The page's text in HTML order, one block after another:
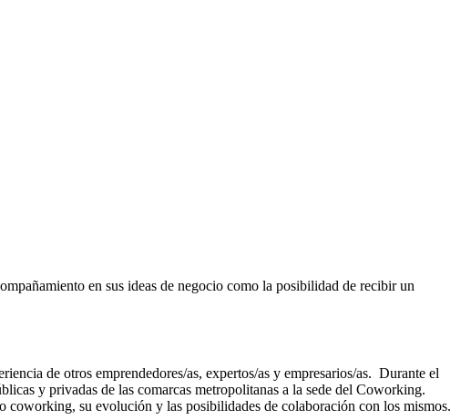
en sus ideas de negocio como la posibilidad de recibir un
de otros emprendedores/as, expertos/as y empresarios/as. Durante el
y privadas de las comarcas metropolitanas a la sede del Coworking.
coworking, su evolución y las posibilidades de colaboración con los mismos.